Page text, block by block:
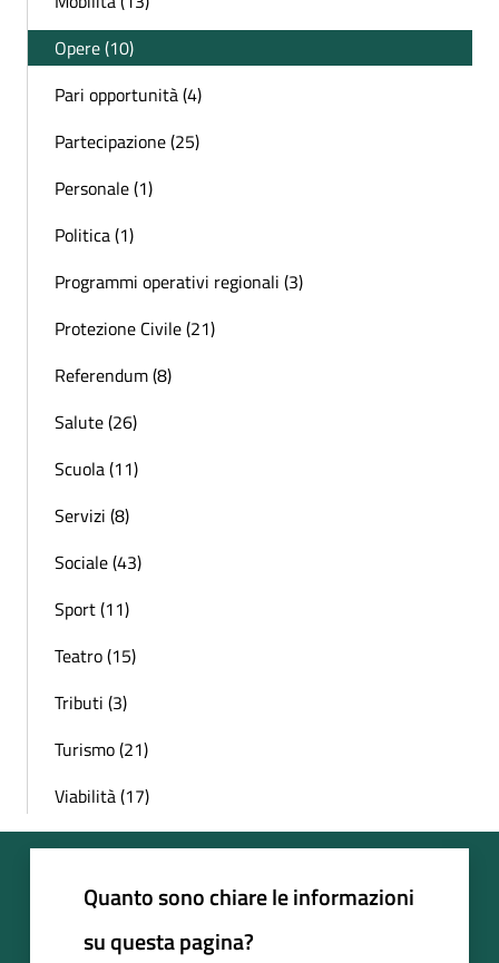
Opere (10)
Pari opportunità (4)
Partecipazione (25)
Personale (1)
Politica (1)
Programmi operativi regionali (3)
Protezione Civile (21)
Referendum (8)
Salute (26)
Scuola (11)
Servizi (8)
Sociale (43)
Sport (11)
Teatro (15)
Tributi (3)
Turismo (21)
Viabilità (17)
Quanto sono chiare le informazioni
su questa pagina?